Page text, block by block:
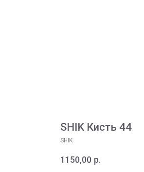
SHIK Кисть 44
SHIK
1150,00 р.